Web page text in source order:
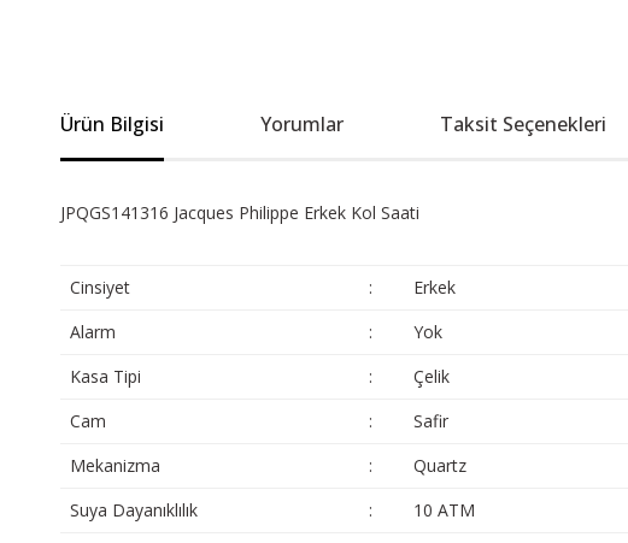
Ürün Bilgisi Yorumlar Taksit Seçenekleri
JPQGS141316 Jacques Philippe Erkek Kol Saati
Cinsiyet :
Erkek
Alarm
:
Yok
Kasa Tipi
:
Çelik
Cam
:
Safir
Mekanizma
:
Quartz
Suya Dayanıklılık
:
10 ATM